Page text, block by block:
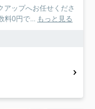
アップへお任せくださ
料0円で...
もっと見る